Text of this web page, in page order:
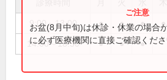
9:00～13:00 ● ● ● ●
14:00～18:30 ● ● ●
お盆(8月中旬)は休診・休業の場合
に必ず医療機関に直接ご確認くださ